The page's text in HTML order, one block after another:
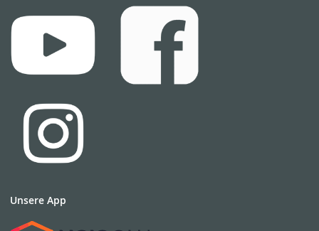
Unsere App